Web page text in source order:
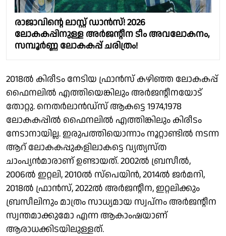
രാജാവിൻ്റെ ലാസ്റ്റ് ഡാൻസ്! 2026
ലോകകപ്പിനുള്ള അർജൻ്റീന ടീം അവലോകനം,
സമ്പൂർണ്ണ ലോകകപ്പ് ചരിത്രം!
2018ൽ കിരീടം നേടിയ ഫ്രാൻസ് കഴിഞ്ഞ ലോകകപ്പ്
ഫൈനലിൽ എത്തിയെങ്കിലും അർജൻ്റീനയോട്
തോറ്റു. നെതർലാൻഡ്‌സ് ആകട്ടെ 1974,1978
ലോകകപ്പിൽ ഫൈനലിൽ എത്തിങ്കിലും കിരീടം
നേടാനായില്ല. ഇരുപത്തിയൊന്നാം നൂറ്റാണ്ടിൽ നടന്ന
ആറ് ലോകകപ്പുകളിലാകട്ടെ വ്യത്യസ്ത
ചാംപ്യൻമാരാണ് ഉണ്ടായത്. 2002ൽ ബ്രസീൽ,
2006ൽ ഇറ്റലി, 2010ൽ സ്പെയിൻ, 2014ൽ ജർമനി,
2018ൽ ഫ്രാൻസ്, 2022ൽ അർജൻ്റീന, ഇറ്റലിക്കും
ബ്രസീലിനും മാത്രം സാധ്യമായ സ്വപ്നം അർജൻ്റീന
സ്വന്തമാക്കുമോ എന്ന ആകാംഷയാണ്
ആരാധക്കിടയിലുള്ളത്.